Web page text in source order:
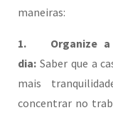
maneiras:
1. Organize a
dia: Saber que a
mais
concentrar no